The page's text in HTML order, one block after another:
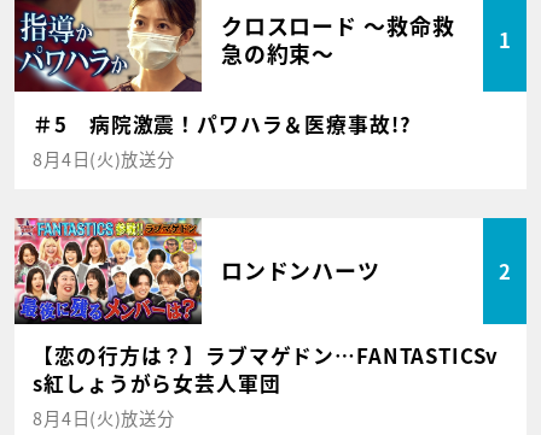
クロスロード ～救命救
急の約束～
1
＃5 病院激震！パワハラ＆医療事故!?
8月4日(火)放送分
ロンドンハーツ 2
【恋の行方は？】ラブマゲドン…FANTASTICSv
s紅しょうがら女芸人軍団
8月4日(火)放送分